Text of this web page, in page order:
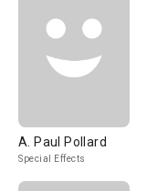
A. Paul Pollard
Special Effects